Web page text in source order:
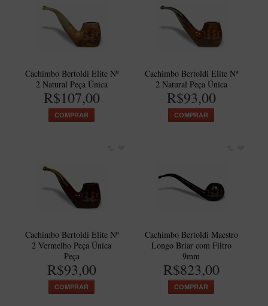
Barolo
CACHIMBOS ARTESANAIS DE BRIAR ITALIANO
Maestro – Briar Italiano
Churchwarden – Briar Italiano
Jateado
Maestro Compacto – Briar Italiano
Cachimbos
Limpadores para Cachimbo
Isqueiros
Cachimbo Bertoldi Elite Nº
2 Natural Peça Única
R$107,00
COMPRAR
Cachimbo Bertoldi Elite Nº
2 Natural Peça Única
R$93,00
COMPRAR
Cachimbo Bertoldi Elite Nº
2 Vermelho Peça Única
Peça
R$93,00
COMPRAR
Cachimbo Bertoldi Maestro
Longo Briar com Filtro
9mm
R$823,00
COMPRAR